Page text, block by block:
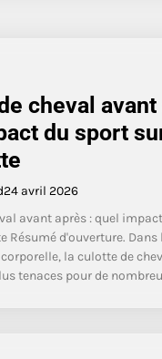
cheval avant
du sport
24 avril 2026
avant après : quel
Résumé d'ouverture. Dans
la culotte de
tenaces pour de